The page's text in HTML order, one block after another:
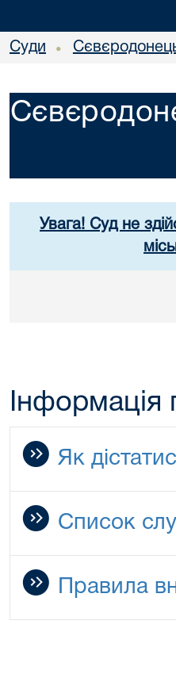
Суди •
Увага! Суд не
Інформація
Як
Список
Правила